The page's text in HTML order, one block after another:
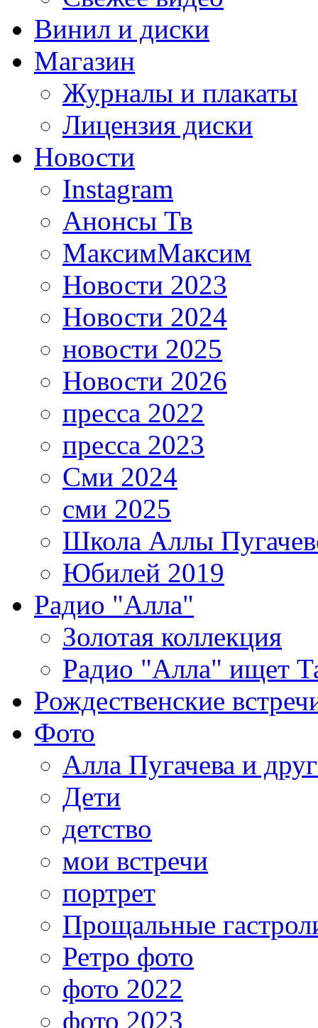
Винил и диски
Магазин
Журналы и плакаты
Лицензия диски
Новости
Instagram
Анонсы Тв
МаксимМаксим
Новости 2023
Новости 2024
новости 2025
Новости 2026
пресса 2022
пресса 2023
Сми 2024
сми 2025
Школа Аллы
Юбилей 2019
Радио "Алла"
Золотая коллекция
Радио "Алла" ищет
Рождественские
Фото
Алла Пугачева и
Дети
детство
мои встречи
портрет
Прощальные
Ретро фото
фото 2022
фото 2023